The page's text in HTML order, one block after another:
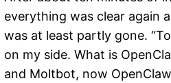
everything was clear again
was at least partly gone.
on my side. What is
and Moltbot, now